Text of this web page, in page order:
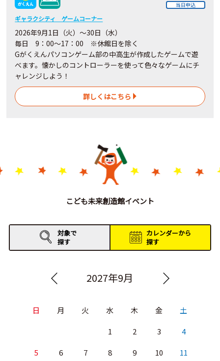
当日申込
ギャラクシティ ゲームコーナー
2026年9月1日（火）～30日（水）
毎日 9：00～17：00 ※休館日を除く
Gがくえんパソコンゲーム部の中高生が作成したゲームで遊
べます。懐かしのコントローラーを使って色々なゲームにチ
ャレンジしよう！
詳しくはこちら
こども未来創造館イベント
対象で
探す
カレンダーから
探す
2027年9月
日 月 火 水 木 金 土
1 2 3 4
5 6 7 8 9 10 11